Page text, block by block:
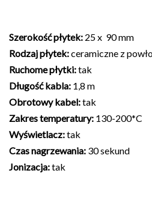
Szerokość płytek: 25 x 90 mm
Rodzaj płytek:ceramiczne z
Ruchome płytki:tak
Długość kabla: 1,8 m
Obrotowy kabel:tak
Zakres temperatury: 130-200*C
Wyświetlacz:tak
Czas nagrzewania: 30 sekund
Jonizacja:tak